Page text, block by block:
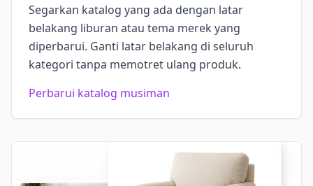
Segarkan katalog yang ada dengan latar
belakang liburan atau tema merek yang
diperbarui. Ganti latar belakang di seluruh
kategori tanpa memotret ulang produk.
Perbarui katalog musiman